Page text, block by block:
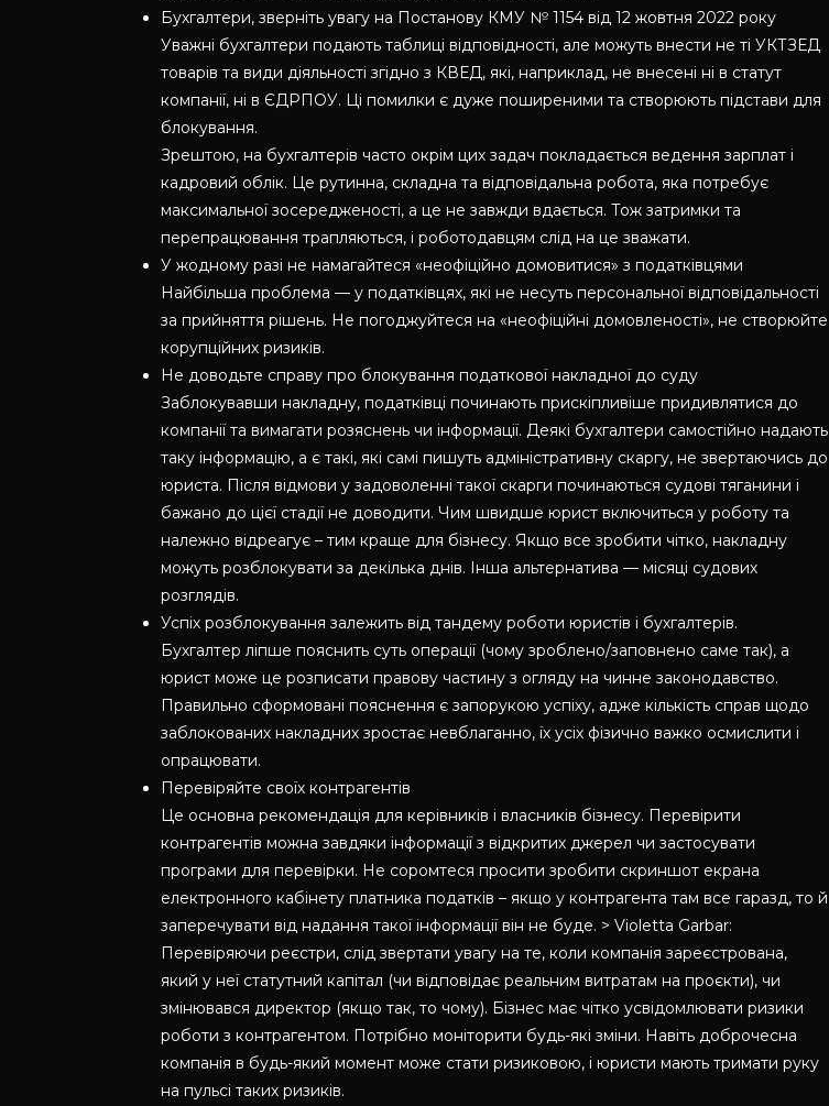
Бухгалтери, зверніть увагу на Постанову КМУ № 1154 від 12 жовтня 2022 року
Уважні бухгалтери подають таблиці відповідності, але можуть внести не ті УКТЗЕД
товарів та види діяльності згідно з КВЕД, які, наприклад, не внесені ні в статут
компанії, ні в ЄДРПОУ. Ці помилки є дуже поширеними та створюють підстави для
блокування.
Зрештою, на бухгалтерів часто окрім цих задач покладається ведення зарплат і
кадровий облік. Це рутинна, складна та відповідальна робота, яка потребує
максимальної зосередженості, а це не завжди вдається. Тож затримки та
перепрацювання трапляються, і роботодавцям слід на це зважати.
У жодному разі не намагайтеся «неофіційно домовитися» з податківцями
Найбільша проблема — у податківцях, які не несуть персональної відповідальності
за прийняття рішень. Не погоджуйтеся на «неофіційні домовленості», не створюйте
корупційних ризиків.
Не доводьте справу про блокування податкової накладної до суду
Заблокувавши накладну, податківці починають прискіпливіше придивлятися до
компанії та вимагати розяснень чи інформації. Деякі бухгалтери самостійно надають
таку інформацію, а є такі, які самі пишуть адміністративну скаргу, не звертаючись до
юриста. Після відмови у задоволенні такої скарги починаються судові тяганини і
бажано до цієї стадії не доводити. Чим швидше юрист включиться у роботу та
належно відреагує – тим краще для бізнесу. Якщо все зробити чітко, накладну
можуть розблокувати за декілька днів. Інша альтернатива — місяці судових
розглядів.
Успіх розблокування залежить від тандему роботи юристів і бухгалтерів.
Бухгалтер ліпше пояснить суть операції (чому зроблено/заповнено саме так), а
юрист може це розписати правову частину з огляду на чинне законодавство.
Правильно сформовані пояснення є запорукою успіху, адже кількість справ щодо
заблокованих накладних зростає невблаганно, їх усіх фізично важко осмислити і
опрацювати.
Перевіряйте своїх контрагентів
Це основна рекомендація для керівників і власників бізнесу. Перевірити
контрагентів можна завдяки інформації з відкритих джерел чи застосувати
програми для перевірки. Не соромтеся просити зробити скриншот екрана
електронного кабінету платника податків – якщо у контрагента там все гаразд, то й
заперечувати від надання такої інформації він не буде. > Violetta Garbar:
Перевіряючи реєстри, слід звертати увагу на те, коли компанія зареєстрована,
який у неї статутний капітал (чи відповідає реальним витратам на проєкти), чи
змінювався директор (якщо так, то чому). Бізнес має чітко усвідомлювати ризики
роботи з контрагентом. Потрібно моніторити будь-які зміни. Навіть доброчесна
компанія в будь-який момент може стати ризиковою, і юристи мають тримати руку
на пульсі таких ризиків.